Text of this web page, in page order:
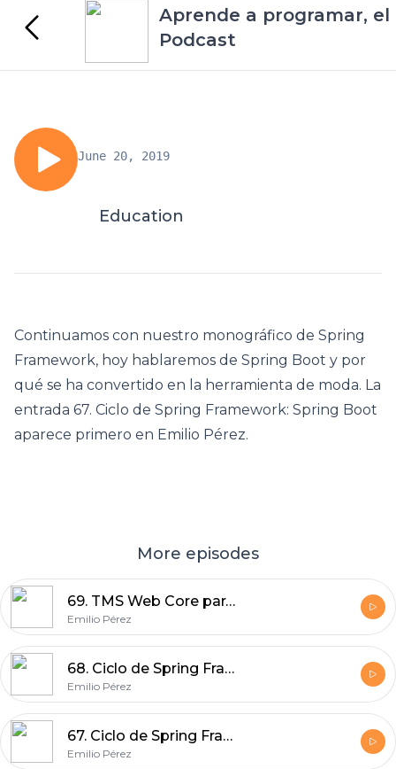
Aprende a programar, el
Podcast
June 20, 2019
Education
Continuamos con nuestro monográfico de Spring
Framework, hoy hablaremos de Spring Boot y por
qué se ha convertido en la herramienta de moda. La
entrada 67. Ciclo de Spring Framework: Spring Boot
aparece primero en Emilio Pérez.
More episodes
69. TMS Web Core para principiantes
Emilio Pérez
68. Ciclo de Spring Framework: Spring Core Container
Emilio Pérez
67. Ciclo de Spring Framework: Spring Boot
Emilio Pérez